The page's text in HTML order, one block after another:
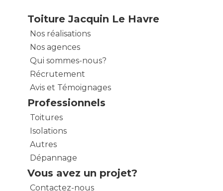
Toiture Jacquin Le Havre
Nos réalisations
Nos agences
Qui sommes-nous?
Récrutement
Avis et Témoignages
Professionnels
Toitures
Isolations
Autres
Dépannage
Vous avez un projet?
Contactez-nous